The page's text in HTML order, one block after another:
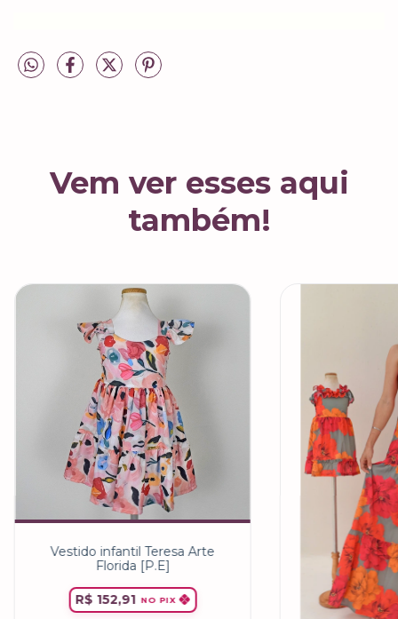
Vem ver esses aqui
também!
Vestido infantil Teresa Arte
Florida [P.E]
R$ 152,91 NO PIX